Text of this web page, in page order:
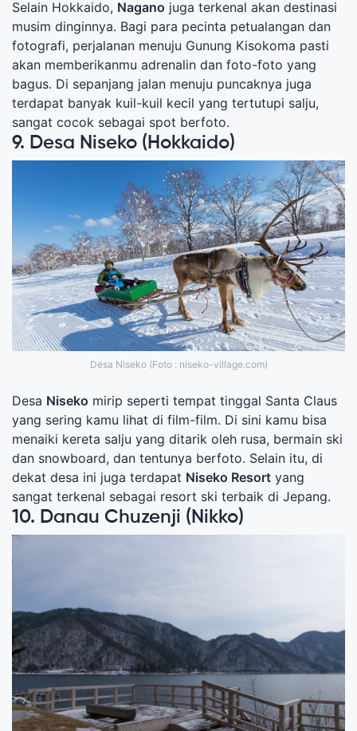
Selain Hokkaido, Nagano juga terkenal akan destinasi
musim dinginnya. Bagi para pecinta petualangan dan
fotografi, perjalanan menuju Gunung Kisokoma pasti
akan memberikanmu adrenalin dan foto-foto yang
bagus. Di sepanjang jalan menuju puncaknya juga
terdapat banyak kuil-kuil kecil yang tertutupi salju,
sangat cocok sebagai spot berfoto.
9. Desa Niseko (Hokkaido)
Desa Niseko (Foto : niseko-village.com)
Desa Niseko mirip seperti tempat tinggal Santa Claus
yang sering kamu lihat di film-film. Di sini kamu bisa
menaiki kereta salju yang ditarik oleh rusa, bermain ski
dan snowboard, dan tentunya berfoto. Selain itu, di
dekat desa ini juga terdapat Niseko Resort yang
sangat terkenal sebagai resort ski terbaik di Jepang.
10. Danau Chuzenji (Nikko)